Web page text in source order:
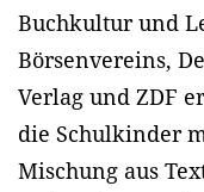
Buchkultur und
Börsenvereins,
Verlag und ZDF
die Schulkinder
Mischung aus